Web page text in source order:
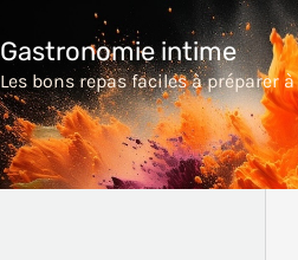
au
contenu
Gastronomie intime
Les bons repas faciles à préparer